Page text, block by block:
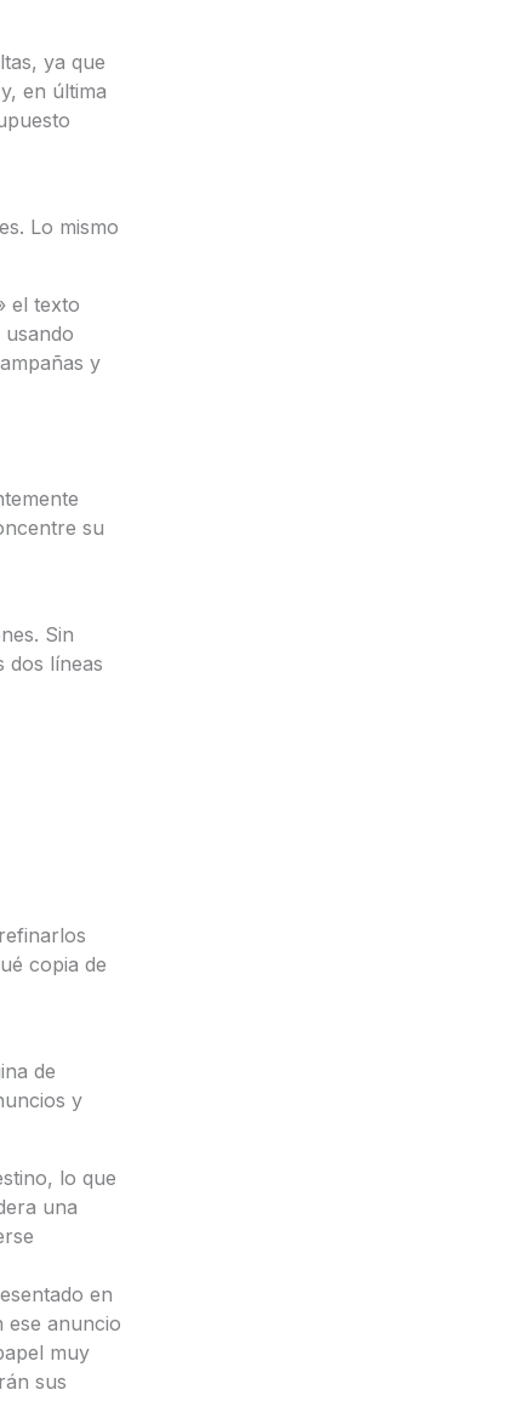
ya que
en última
Lo mismo
el texto
y
su
Sin
dos líneas
copia de
de
y
lo que
una
en
ese anuncio
muy
sus